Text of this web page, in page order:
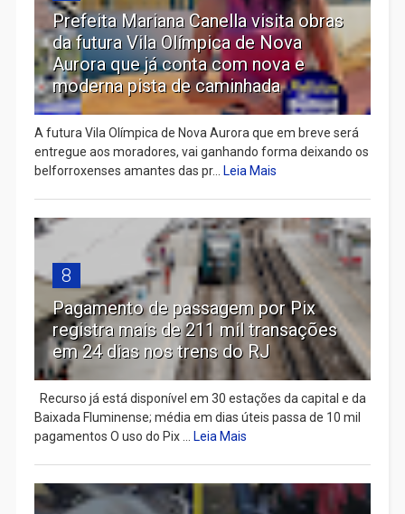
Prefeita Mariana Canella visita obras
da futura Vila Olímpica de Nova
Aurora que já conta com nova e
moderna pista de caminhada
A futura Vila Olímpica de Nova Aurora que em breve será
entregue aos moradores, vai ganhando forma deixando os
belforroxenses amantes das pr... Leia Mais
8
Pagamento de passagem por Pix
registra mais de 211 mil transações
em 24 dias nos trens do RJ
Recurso já está disponível em 30 estações da capital e da
Baixada Fluminense; média em dias úteis passa de 10 mil
pagamentos O uso do Pix ... Leia Mais